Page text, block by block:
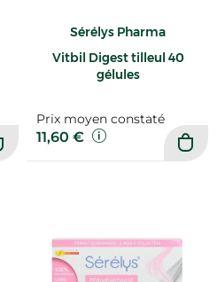
Sérélys Pharma
Vitbil Digest tilleul 40
gélules
Prix moyen constaté
11,60 €